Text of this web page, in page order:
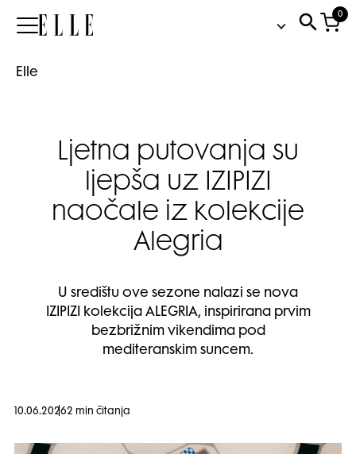
Elle
0
Elle
Ljetna putovanja su
ljepša uz IZIPIZI
naočale iz kolekcije
Alegria
U središtu ove sezone nalazi se nova
IZIPIZI kolekcija ALEGRIA, inspirirana prvim
bezbrižnim vikendima pod
mediteranskim suncem.
10.06.20262 min čitanja